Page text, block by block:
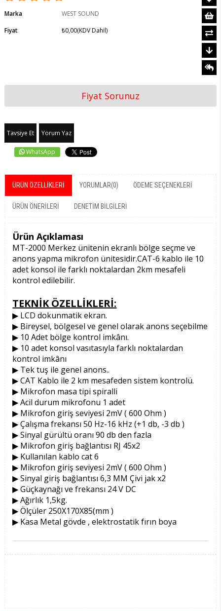
Marka
WEST SOUND
Fiyat
₺0,00(KDV Dahil)
Fiyat Sorunuz
Tavsiye Et Yorum Yaz
WhatsApp
ÜRÜN ÖZELLIKLERI YORUMLAR(0) ÖDEME SEÇENEKLERI
ÜRÜN ÖNERILERI DENETIM BILGILERI
Ürün Açıklaması
MT-2000 Merkez ünitenin ekranlı bölge seçme ve
anons yapma mikrofon ünitesidir.CAT-6 kablo ile 10
adet konsol ile farklı noktalardan 2km mesafeli
kontrol edilebilir.
TEKNİK ÖZELLİKLERİ:
▶ LCD dokunmatik ekran.
▶ Bireysel, bölgesel ve genel olarak anons seçebilme
▶ 10 Adet bölge kontrol imkânı.
▶ 10 adet konsol vasıtasıyla farklı noktalardan
kontrol imkânı
▶ Tek tuş ile genel anons..
▶ CAT Kablo ile 2 km mesafeden sistem kontrolü.
▶ Mikrofon masa tipi spiralli
▶ Acil durum mikrofonu 1 adet
▶ Mikrofon giriş seviyesi 2mV ( 600 Ohm )
▶ Çalışma frekansı 50 Hz-16 kHz (+1 db, -3 db )
▶ Sinyal gürültü oranı 90 db den fazla
▶ Mikrofon giriş bağlantısı RJ 45x2
▶ Kullanılan kablo cat 6
▶ Mikrofon giriş seviyesi 2mV ( 600 Ohm )
▶ Sinyal giriş bağlantısı 6,3 MM Çivi jak x2
▶ Güçkaynağı ve frekansı 24 V DC
▶ Ağırlık 1,5kg.
▶ Ölçüler 250X170X85(mm )
▶ Kasa Metal gövde , elektrostatik fırın boya